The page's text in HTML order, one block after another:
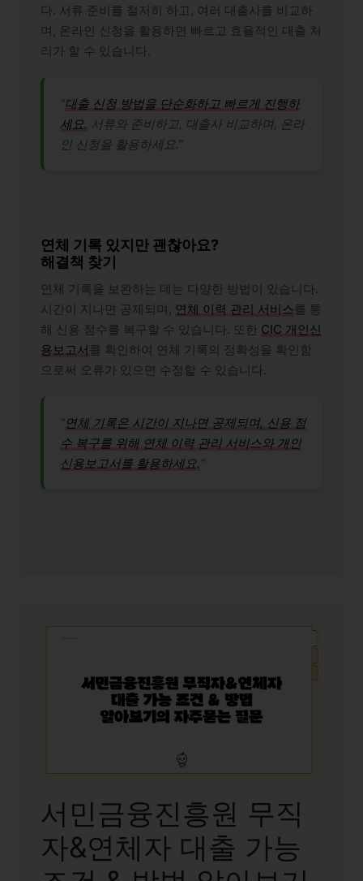
다. 서류 준비를 철저히 하고, 여러 대출사를 비교하
며, 온라인 신청을 활용하면 빠르고 효율적인 대출 처
리가 할 수 있습니다.
“대출 신청 방법을 단순화하고 빠르게 진행하
세요. 서류와 준비하고, 대출사 비교하며, 온라
인 신청을 활용하세요.”
연체 기록 있지만 괜찮아요?
해결책 찾기
연체 기록을 보완하는 데는 다양한 방법이 있습니다.
시간이 지나면 공제되며, 연체 이력 관리 서비스를 통
해 신용 점수를 복구할 수 있습니다. 또한 CIC 개인신
용보고서를 확인하여 연체 기록의 정확성을 확인함
으로써 오류가 있으면 수정할 수 있습니다.
“연체 기록은 시간이 지나면 공제되며, 신용 점
수 복구를 위해 연체 이력 관리 서비스와 개인
신용보고서를 활용하세요. “
서민금융진흥원 무직
자&연체자 대출 가능